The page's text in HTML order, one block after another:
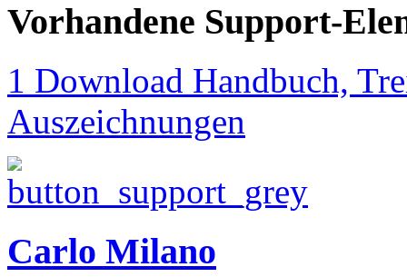
Vorhandene Support-
1 Download Handbuch,
Auszeichnungen
Carlo Milano